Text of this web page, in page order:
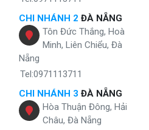
CHI NHÁNH 2 ĐÀ NẴNG
Tôn Đức Thắng, Hoà
Minh, Liên Chiểu, Đà
Nẵng
Tel:0971113711
CHI NHÁNH 3 ĐÀ NẴNG
Hòa Thuận Đông, Hải
Châu, Đà Nẵng